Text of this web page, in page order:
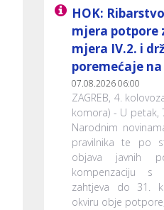
HOK:
mjera potpore
mjera IV.2. i
poremećaje
07.08.2026 06:00
ZAGREB, 4.
komora) - U petak,
Narodnim
pravilnika te po
objava javnih
kompenzaciju
zahtjeva do 31.
okviru obje